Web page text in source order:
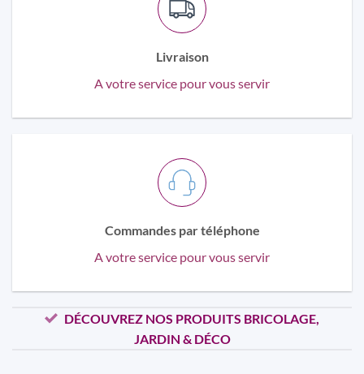
Livraison
A votre service pour vous servir
Commandes par téléphone
A votre service pour vous servir
DÉCOUVREZ NOS PRODUITS BRICOLAGE,
JARDIN & DÉCO